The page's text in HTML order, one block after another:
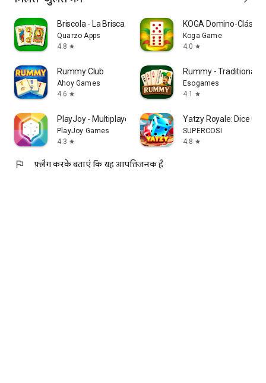
Briscola - La Brisca Spanish
Quarzo Apps
4.8 star
KOGA Domino-
Koga Game
4.0 star
Rummy Club
Ahoy Games
4.6 star
Rummy - Traditional
Esogames
4.1
star
PlayJoy - Multiplayer games
PlayJoy Games
4.3 star
Yatzy Royale: Dice
SUPERCOSI
4.8 star
flag फ़्लैग करके बताएं कि यह आपत्तिजनक है